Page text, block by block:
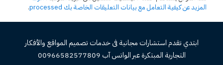
المزيد عن كيفية التعامل مع بيانات التعليقات الخاصة بك processed
.
ابتدي تقدم استشارات مجانية فى خدمات تصميم المواقع والأفكار
التجارية المبتكرة عبر الواتس آب 00966582577809